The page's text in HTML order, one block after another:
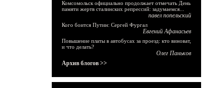
Комсомольск официально продолжает отмечать День
памяти жертв сталинских репрессий: задумаемся...
павел попельский
Кого боится Путин: Сергей Фургал
Евгений Афанасьев
Повышение платы в автобусах за проезд: кто виноват,
и что делать?
Олег Паньков
Архив блогов >>